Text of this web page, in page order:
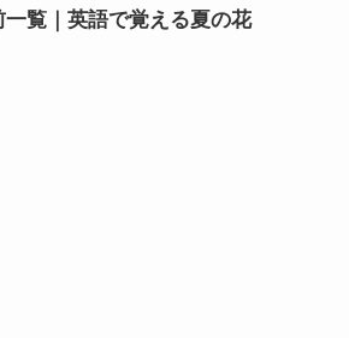
覧｜英語で覚える夏の花